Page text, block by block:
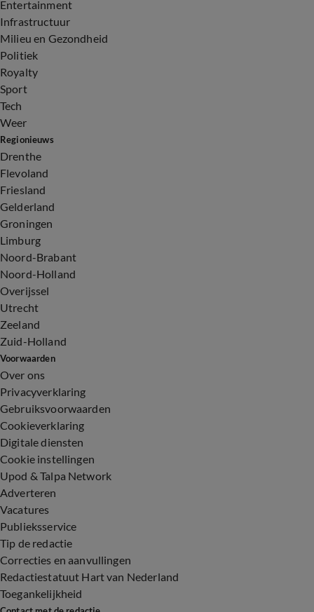
Entertainment
Infrastructuur
Milieu en Gezondheid
Politiek
Royalty
Sport
Tech
Weer
Regionieuws
Drenthe
Flevoland
Friesland
Gelderland
Groningen
Limburg
Noord-Brabant
Noord-Holland
Overijssel
Utrecht
Zeeland
Zuid-Holland
Voorwaarden
Over ons
Privacyverklaring
Gebruiksvoorwaarden
Cookieverklaring
Digitale diensten
Cookie instellingen
Upod & Talpa Network
Adverteren
Vacatures
Publieksservice
Tip de redactie
Correcties en aanvullingen
Redactiestatuut Hart van Nederland
Toegankelijkheid